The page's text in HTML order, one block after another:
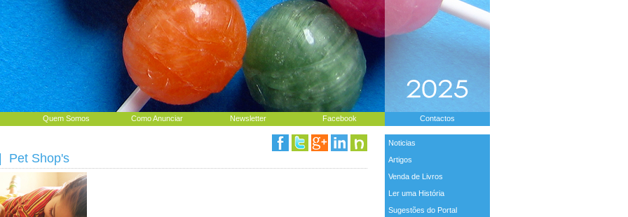
Quem Somos Como Anunciar Newsletter Facebook Contactos
Noticias
Artigos
Venda de Livros
Ler uma História
Sugestões do Portal
Pet Shop's